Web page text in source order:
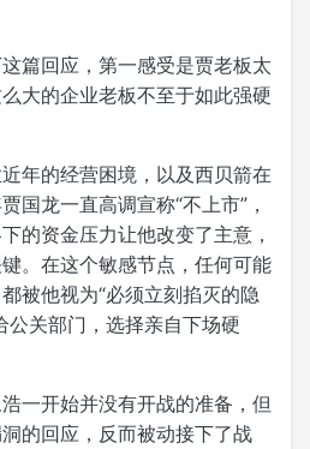
篇回应，第一感受是贾老板太
大的企业老板不至于如此强硬
年的经营困境，以及西贝箭在
国龙一直高调宣称“不上市”，
的资金压力让他改变了主意，
。在这个敏感节点，任何可能
被他视为“必须立刻掐灭的隐
公关部门，选择亲自下场硬
一开始并没有开战的准备，但
的回应，反而被动接下了战